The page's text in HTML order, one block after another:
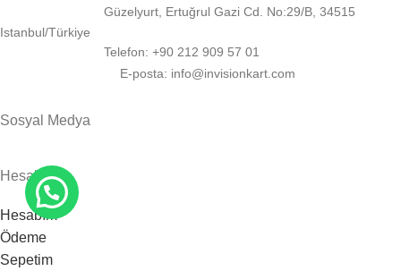
Güzelyurt, Ertuğrul Gazi Cd. No:29/B, 34515
Istanbul/Türkiye
Telefon: +90 212 909 57 01
E-posta: info@invisionkart.com
Sosyal Medya
Hesabım
Hesabım
Ödeme
Sepetim